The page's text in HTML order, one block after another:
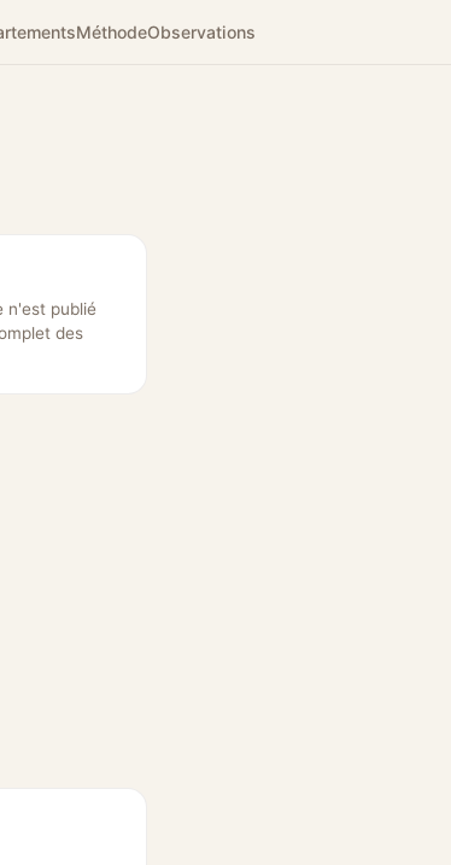
MéthodeObservations
n'est publié
des